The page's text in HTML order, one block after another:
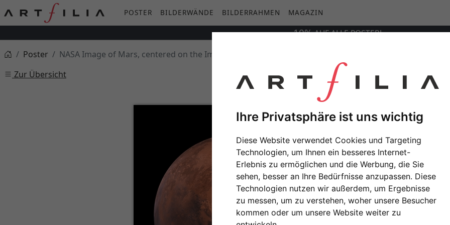
Ihre Privatsphäre ist uns wichtig
Diese Website verwendet Cookies und Targeting
Technologien, um Ihnen ein besseres Internet-
Erlebnis zu ermöglichen und die Werbung, die Sie
sehen, besser an Ihre Bedürfnisse anzupassen. Diese
Technologien nutzen wir außerdem, um Ergebnisse
zu messen, um zu verstehen, woher unsere Besucher
kommen oder um unsere Website weiter zu
POSTER BILDERWÄNDE BILDERRAHMEN MAGAZIN
10%AUFALLEPOSTER!
Poster
NASA Image of Mars, centered on the Impact Crater Schiaparelli
Zur Übersicht